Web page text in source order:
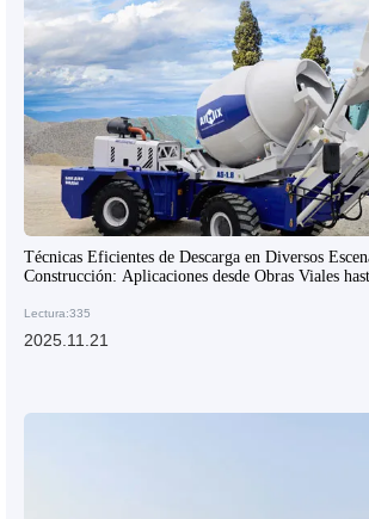
Técnicas Eficientes de Descarga en Diversos
Construcción: Aplicaciones desde Obras Viales
Lectura:335
2025.11.21